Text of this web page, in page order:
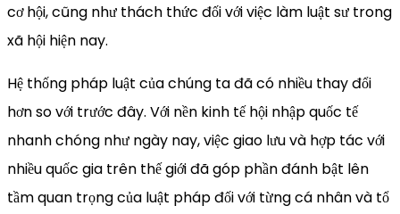
cơ hội, cũng như thách thức đối với việc làm luật sư trong
xã hội hiện nay.
Hệ thống pháp luật của chúng ta đã có nhiều thay đổi
hơn so với trước đây. Với nền kinh tế hội nhập quốc tế
nhanh chóng như ngày nay, việc giao lưu và hợp tác với
nhiều quốc gia trên thế giới đã góp phần đánh bật lên
tầm quan trọng của luật pháp đối với từng cá nhân và tổ